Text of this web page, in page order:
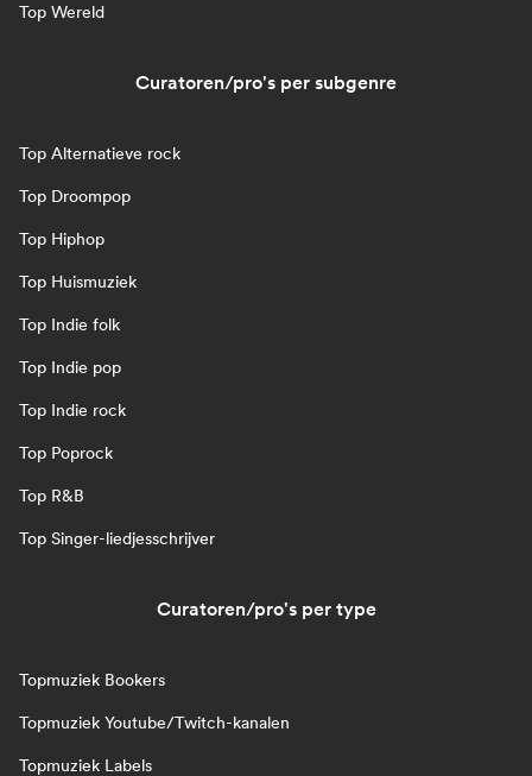
Top Wereld
Curatoren/pro's per subgenre
Top Alternatieve rock
Top Droompop
Top Hiphop
Top Huismuziek
Top Indie folk
Top Indie pop
Top Indie rock
Top Poprock
Top R&B
Top Singer-liedjesschrijver
Curatoren/pro's per type
Topmuziek Bookers
Topmuziek Youtube/Twitch-kanalen
Topmuziek Labels